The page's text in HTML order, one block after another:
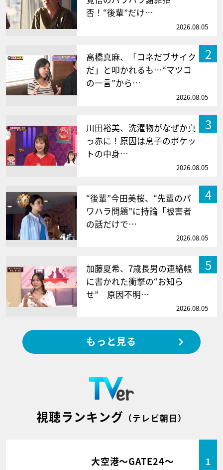
否！“後輩”だけ…
2026.08.05
2
高橋真麻、「コネだブサイク
だ」と叩かれるも…“マツコ
の一言”から…
2026.08.05
3
川田裕美、洗濯物がなぜか真
っ赤に！原因は息子のポケッ
トの中身…
2026.08.05
4
“後輩”今田美桜、“先輩のパ
ワハラ問題”に持論「被害者
の話だけで…
2026.08.05
5
加藤夏希、7歳長男の連絡帳
に書かれた衝撃の“お知ら
せ” 原因不明…
2026.08.05
もっと見る
視聴ランキング （テレビ朝日）
大空港～GATE24～ 1